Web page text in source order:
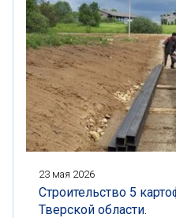
23 мая 2026
Строительство 5
Тверской области.